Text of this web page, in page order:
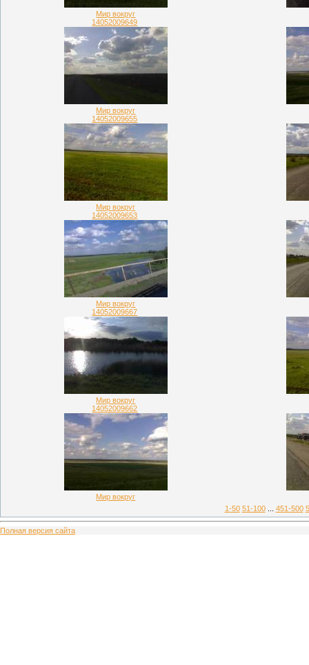
Мир вокруг
14052009649
Мир вокруг
14052009655
Мир вокруг
14052009653
Мир вокруг
14052009667
Мир вокруг
14052009662
Мир вокруг
1-50 51-100 451-500
Полная версия сайта